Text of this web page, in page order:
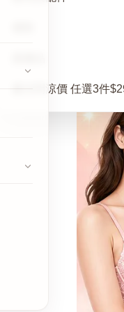
夏日閃涼價 任選3件